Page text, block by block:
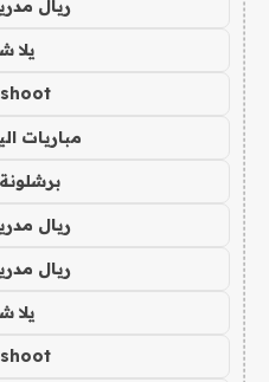
ريال
يلا
مباريات
ريال
ريال
يلا